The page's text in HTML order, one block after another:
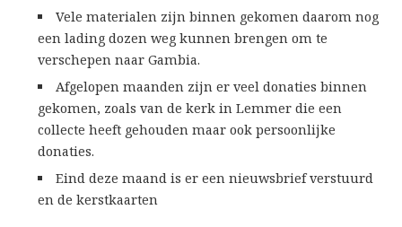
Vele materialen zijn binnen gekomen daarom nog
een lading dozen weg kunnen brengen om te
verschepen naar Gambia.
Afgelopen maanden zijn er veel donaties binnen
gekomen, zoals van de kerk in Lemmer die een
collecte heeft gehouden maar ook persoonlijke
donaties.
Eind deze maand is er een nieuwsbrief verstuurd
en de kerstkaarten